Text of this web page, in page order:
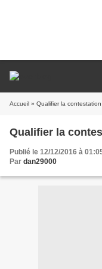
Accueil » Qualifier la
Qualifier la
Publié le 12/12/2016 à
Par dan29000